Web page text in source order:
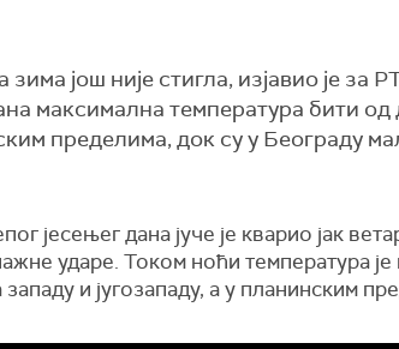
још није стигла, изјавио је за
максимална температура бити од
пределима, док су у Београду
јесењег дана јуче је кварио јак
ударе. Током ноћи температура је
и југозападу, а у планинским